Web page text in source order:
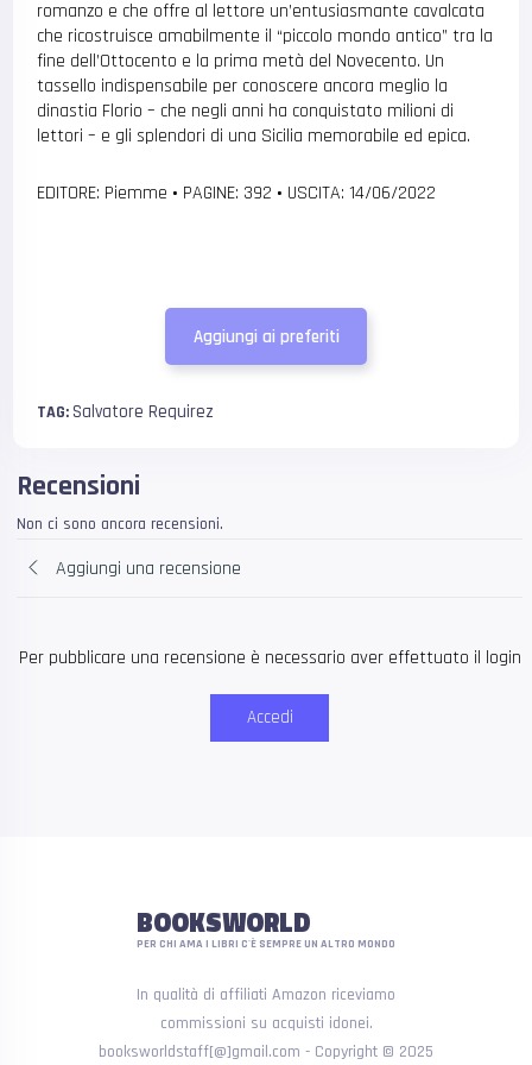
romanzo e che offre al lettore un’entusiasmante cavalcata
che ricostruisce amabilmente il “piccolo mondo antico” tra la
fine dell’Ottocento e la prima metà del Novecento. Un
tassello indispensabile per conoscere ancora meglio la
dinastia Florio – che negli anni ha conquistato milioni di
lettori – e gli splendori di una Sicilia memorabile ed epica.
EDITORE: Piemme • PAGINE: 392 • USCITA: 14/06/2022
Aggiungi ai preferiti
TAG: Salvatore Requirez
Recensioni
Non ci sono ancora recensioni.
Aggiungi una recensione
Per pubblicare una recensione è necessario aver effettuato il login
Accedi
BOOKSWORLD
PER CHI AMA I LIBRI C'È SEMPRE UN ALTRO MONDO
In qualità di affiliati Amazon riceviamo
commissioni su acquisti idonei.
booksworldstaff[@]gmail.com - Copyright © 2025